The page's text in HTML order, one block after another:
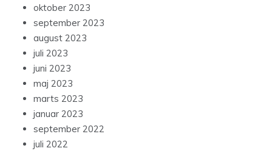
oktober 2023
september 2023
august 2023
juli 2023
juni 2023
maj 2023
marts 2023
januar 2023
september 2022
juli 2022